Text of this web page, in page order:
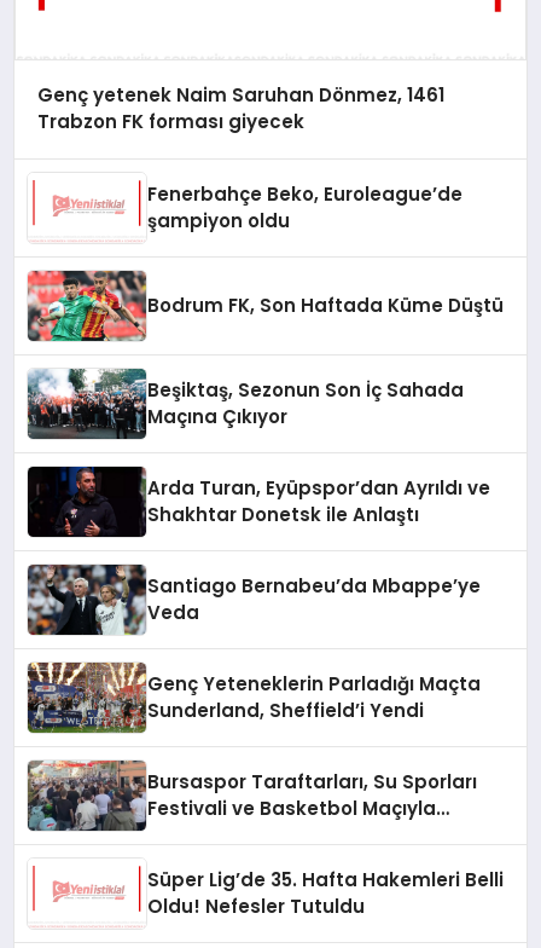
Genç yetenek Naim Saruhan Dönmez, 1461
Trabzon FK forması giyecek
Fenerbahçe Beko, Euroleague’de
şampiyon oldu
Bodrum FK, Son Haftada Küme Düştü
Beşiktaş, Sezonun Son İç Sahada
Maçına Çıkıyor
Arda Turan, Eyüpspor’dan Ayrıldı ve
Shakhtar Donetsk ile Anlaştı
Santiago Bernabeu’da Mbappe’ye
Veda
Genç Yeteneklerin Parladığı Maçta
Sunderland, Sheffield’i Yendi
Bursaspor Taraftarları, Su Sporları
Festivali ve Basketbol Maçıyla
Süper Lig’de 35. Hafta Hakemleri Belli
Oldu! Nefesler Tutuldu